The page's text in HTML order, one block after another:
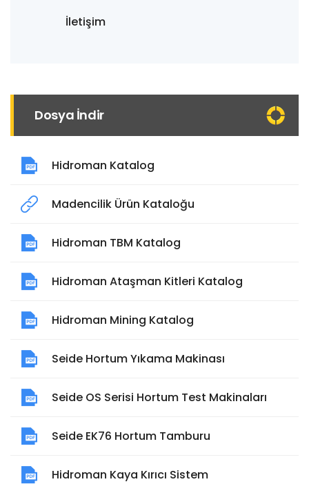
İletişim
Dosya İndir
Hidroman Katalog
Madencilik Ürün Kataloğu
Hidroman TBM Katalog
Hidroman Ataşman Kitleri Katalog
Hidroman Mining Katalog
Seide Hortum Yıkama Makinası
Seide OS Serisi Hortum Test Makinaları
Seide EK76 Hortum Tamburu
Hidroman Kaya Kırıcı Sistem